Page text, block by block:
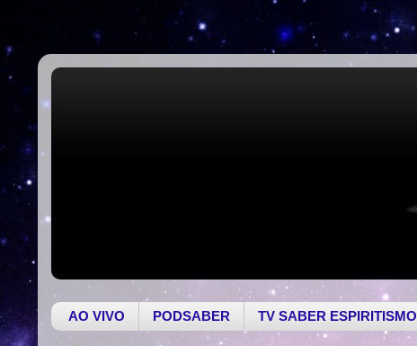
AO VIVO PODSABER TV SABER ESPIRITISMO